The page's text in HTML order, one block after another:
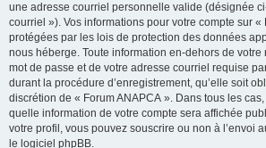
une adresse courriel personnelle valide (désignée
courriel »). Vos informations pour votre compte sur «
protégées par les lois de protection des données
nous héberge. Toute information en-dehors de votre
mot de passe et de votre adresse courriel requise
durant la procédure d’enregistrement, qu’elle soit
discrétion de « Forum ANAPCA ». Dans tous les
quelle information de votre compte sera affichée
votre profil, vous pouvez souscrire ou non à l’envoi
le logiciel phpBB.